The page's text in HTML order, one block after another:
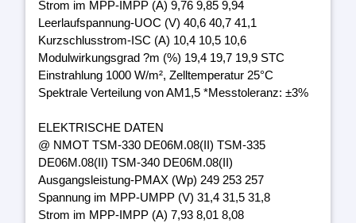
Strom im MPP-IMPP (A) 9,76 9,85 9,94
Leerlaufspannung-UOC (V) 40,6 40,7 41,1
Kurzschlusstrom-ISC (A) 10,4 10,5 10,6
Modulwirkungsgrad ?m (%) 19,4 19,7 19,9 STC
Einstrahlung 1000 W/m², Zelltemperatur 25°C
Spektrale Verteilung von AM1,5 *Messtoleranz: ±3%
ELEKTRISCHE DATEN
@ NMOT TSM-330 DE06M.08(II) TSM-335
DE06M.08(II) TSM-340 DE06M.08(II)
Ausgangsleistung-PMAX (Wp) 249 253 257
Spannung im MPP-UMPP (V) 31,4 31,5 31,8
Strom im MPP-IMPP (A) 7,93 8,01 8,08